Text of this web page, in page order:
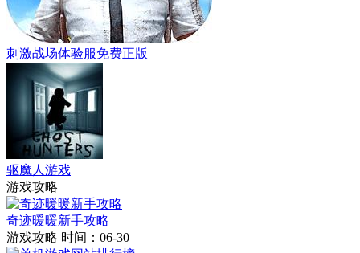
刺激战场体验服免费正版
驱魔人游戏
游戏攻略
奇迹暖暖新手攻略
游戏攻略 时间：06-30